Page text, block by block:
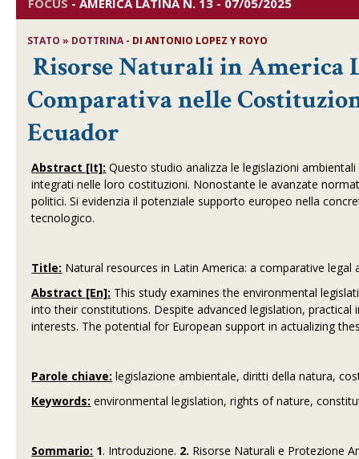
FOCUS - AMERICA LATINAN. 13 - 07/05/2025
STATO » DOTTRINA - DIANTONIO LOPEZ Y ROYO
Risorse Naturali in America
Comparativa nelle
Ecuador
Abstract [It]: Questo studio analizza le legislazioni
integrati nelle loro costituzioni. Nonostante le avanzate
politici. Si evidenzia il potenziale supporto europeo nella
tecnologico.
Title: Natural resources in Latin America: a comparative
Abstract [En]: This study examines the environmental
into their constitutions. Despite advanced legislation,
interests. The potential for European support in actualizing
Parole chiave: legislazione ambientale, diritti della natura,
Keywords: environmental legislation, rights of nature,
Sommario: 1. Introduzione. 2. Risorse Naturali e Protezione